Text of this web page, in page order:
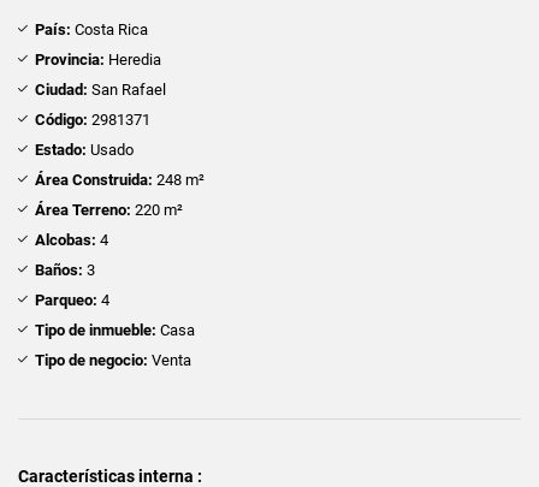
País: Costa Rica
Provincia: Heredia
Ciudad: San Rafael
Código: 2981371
Estado: Usado
Área Construida: 248 m²
Área Terreno: 220 m²
Alcobas: 4
Baños: 3
Parqueo: 4
Tipo de inmueble: Casa
Tipo de negocio: Venta
Características interna :